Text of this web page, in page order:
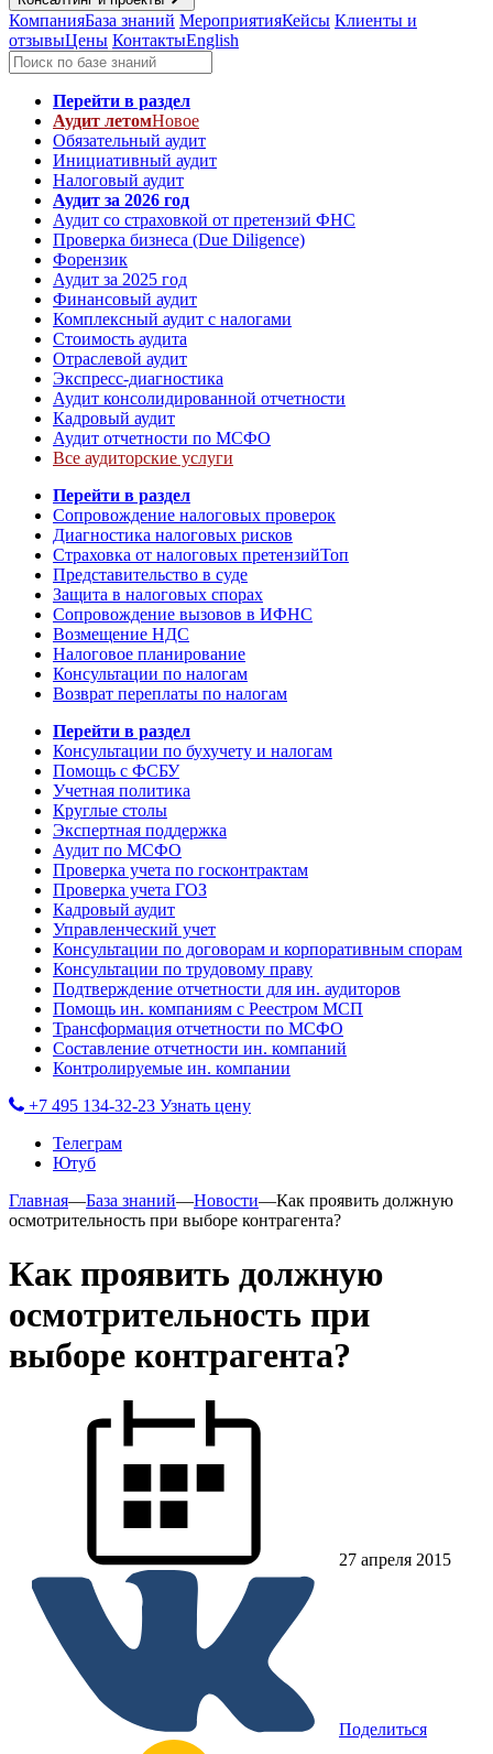
КомпанияБаза знаний МероприятияКейсы Клиенты и
отзывыЦены КонтактыEnglish
Перейти в раздел
Аудит летомНовое
Обязательный аудит
Инициативный аудит
Налоговый аудит
Аудит за 2026 год
Аудит со страховкой от претензий ФНС
Проверка бизнеса (Due Diligence)
Форензик
Аудит за 2025 год
Финансовый аудит
Комплексный аудит с налогами
Стоимость аудита
Отраслевой аудит
Экспресс-диагностика
Аудит консолидированной отчетности
Кадровый аудит
Аудит отчетности по МСФО
Все аудиторские услуги
Перейти в раздел
Сопровождение налоговых проверок
Диагностика налоговых рисков
Страховка от налоговых претензийТоп
Представительство в суде
Защита в налоговых спорах
Сопровождение вызовов в ИФНС
Возмещение НДС
Налоговое планирование
Консультации по налогам
Возврат переплаты по налогам
Перейти в раздел
Консультации по бухучету и налогам
Помощь с ФСБУ
Учетная политика
Круглые столы
Экспертная поддержка
Аудит по МСФО
Проверка учета по госконтрактам
Проверка учета ГОЗ
Кадровый аудит
Управленческий учет
Консультации по договорам и корпоративным спорам
Консультации по трудовому праву
Подтверждение отчетности для ин. аудиторов
Помощь ин. компаниям с Реестром МСП
Трансформация отчетности по МСФО
Составление отчетности ин. компаний
Контролируемые ин. компании
+7 495 134-32-23 Узнать цену
Телеграм
Ютуб
Главная—База знаний—Новости—Как проявить должную
осмотрительность при выборе контрагента?
Как проявить должную
осмотрительность при
выборе контрагента?
27 апреля 2015
Поделиться